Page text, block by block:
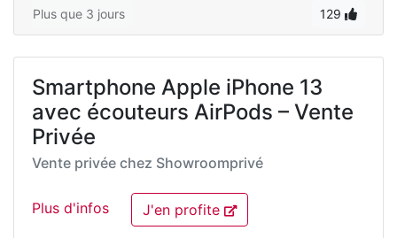
Plus que 3 jours 129
Smartphone Apple iPhone 13
avec écouteurs AirPods – Vente
Privée
Vente privée chez Showroomprivé
Plus d'infos J'en profite